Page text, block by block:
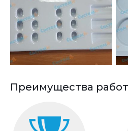
Преимущества